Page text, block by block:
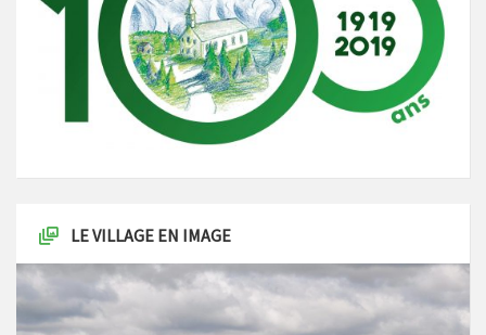
LE VILLAGE EN IMAGE